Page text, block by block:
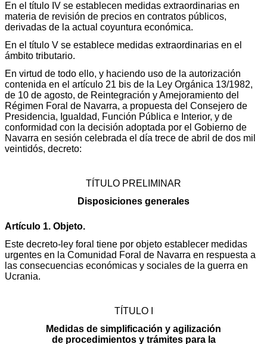
En el título IV se establecen medidas extraordinarias en
materia de revisión de precios en contratos públicos,
derivadas de la actual coyuntura económica.
En el título V se establece medidas extraordinarias en el
ámbito tributario.
En virtud de todo ello, y haciendo uso de la autorización
contenida en el artículo 21 bis de la Ley Orgánica 13/1982,
de 10 de agosto, de Reintegración y Amejoramiento del
Régimen Foral de Navarra, a propuesta del Consejero de
Presidencia, Igualdad, Función Pública e Interior, y de
conformidad con la decisión adoptada por el Gobierno de
Navarra en sesión celebrada el día trece de abril de dos mil
veintidós, decreto:
TÍTULO PRELIMINAR
Disposiciones generales
Artículo 1. Objeto.
Este decreto-ley foral tiene por objeto establecer medidas
urgentes en la Comunidad Foral de Navarra en respuesta a
las consecuencias económicas y sociales de la guerra en
Ucrania.
TÍTULO I
Medidas de simplificación y agilización
de procedimientos y trámites para la